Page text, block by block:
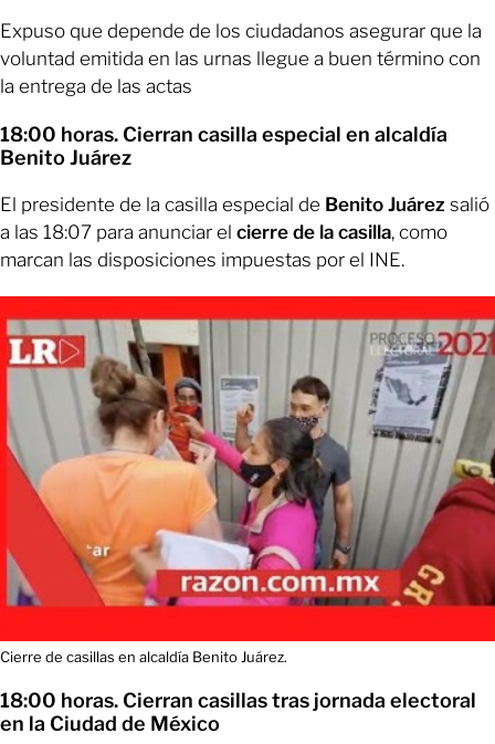
Expuso que depende de los ciudadanos asegurar que la
voluntad emitida en las urnas llegue a buen término con
la entrega de las actas
18:00 horas. Cierran casilla especial en alcaldía
Benito Juárez
El presidente de la casilla especial de Benito Juárez salió
a las 18:07 para anunciar el cierre de la casilla, como
marcan las disposiciones impuestas por el INE.
Cierre de casillas en alcaldía Benito Juárez.
18:00 horas. Cierran casillas tras jornada electoral
en la Ciudad de México